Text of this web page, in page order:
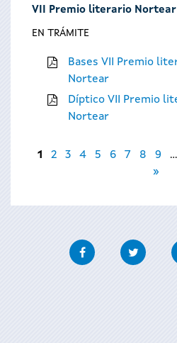
VII Premio literario Nortear
EN TRÁMITE
Bases VII Premio
Nortear
Díptico VII Premio
Nortear
Páxinas
1 2 3 4 5 6 7 8 9 …
»
Facebook